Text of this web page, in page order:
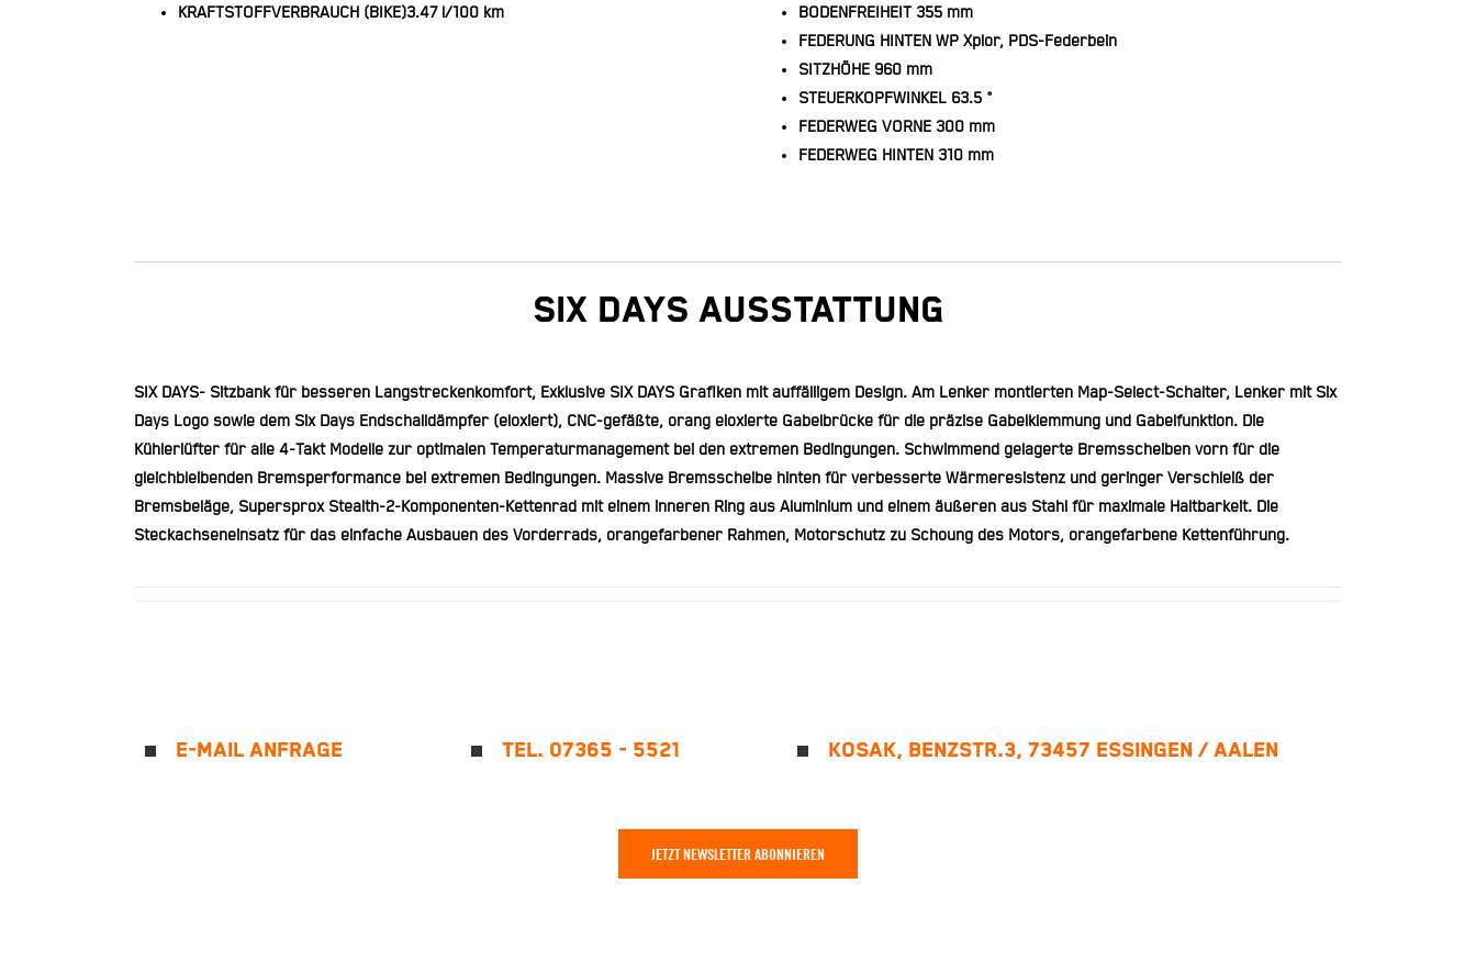
KRAFTSTOFFVERBRAUCH (BIKE)3.47 l/100 km
BODENFREIHEIT 355 mm
FEDERUNG HINTEN WP Xplor, PDS-Federbein
SITZHÖHE 960 mm
STEUERKOPFWINKEL 63.5 °
FEDERWEG VORNE 300 mm
FEDERWEG HINTEN 310 mm
SIX DAYS Ausstattung
SIX DAYS- Sitzbank für besseren Langstreckenkomfort, Exklusive SIX DAYS Grafiken mit auffälligem Design. Am Lenker montierten Map-Select-Schalter, Lenker mit Six
Days Logo sowie dem Six Days Endschalldämpfer (eloxiert), CNC-gefäßte, orang eloxierte Gabelbrücke für die präzise Gabelklemmung und Gabelfunktion. Die
Kühlerlüfter für alle 4-Takt Modelle zur optimalen Temperaturmanagement bei den extremen Bedingungen. Schwimmend gelagerte Bremsscheiben vorn für die
gleichbleibenden Bremsperformance bei extremen Bedingungen. Massive Bremsscheibe hinten für verbesserte Wärmeresistenz und geringer Verschleiß der
Bremsbeläge, Supersprox Stealth-2-Komponenten-Kettenrad mit einem inneren Ring aus Aluminium und einem äußeren aus Stahl für maximale Haltbarkeit. Die
Steckachseneinsatz für das einfache Ausbauen des Vorderrads, orangefarbener Rahmen, Motorschutz zu Schoung des Motors, orangefarbene Kettenführung.
E-MAIL ANFRAGE TEL. 07365 - 5521 KOSAK, BENZSTR.3, 73457 ESSINGEN / AALEN
JETZT NEWSLETTER ABONNIEREN